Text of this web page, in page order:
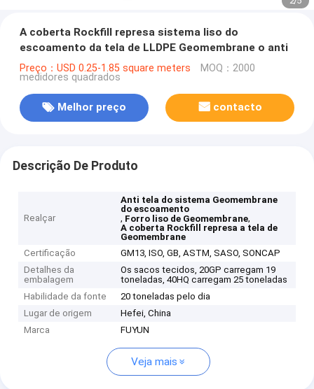
A coberta Rockfill represa sistema liso do
escoamento da tela de LLDPE Geomembrane o anti
Preço：USD 0.25-1.85 square meters MOQ：2000
medidores quadrados
Melhor preço contacto
Descrição De Produto
Realçar
Anti tela do sistema Geomembrane
do escoamento
, Forro liso de Geomembrane,
A coberta Rockfill represa a tela de
Geomembrane
Certificação
GM13, ISO, GB, ASTM, SASO, SONCAP
Detalhes da
embalagem
Os sacos tecidos, 20GP carregam 19
toneladas, 40HQ carregam 25 toneladas
Habilidade da fonte
20 toneladas pelo dia
Lugar de origem
Hefei, China
Marca
FUYUN
Veja mais